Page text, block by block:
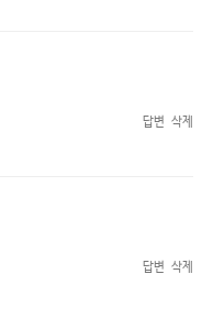
답변 삭제
답변 삭제